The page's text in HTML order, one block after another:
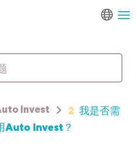
Invest 2 我是否需
Auto Invest？